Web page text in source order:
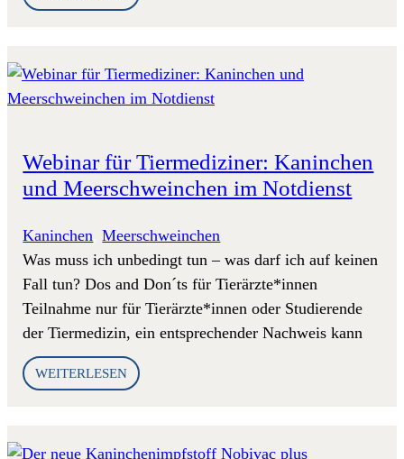
Webinar für Tiermediziner: Kaninchen
und Meerschweinchen im Notdienst
Kaninchen , Meerschweinchen
Was muss ich unbedingt tun – was darf ich auf keinen
Fall tun? Dos and Don´ts für Tierärzte*innen
Teilnahme nur für Tierärzte*innen oder Studierende
der Tiermedizin, ein entsprechender Nachweis kann
WEITERLESEN